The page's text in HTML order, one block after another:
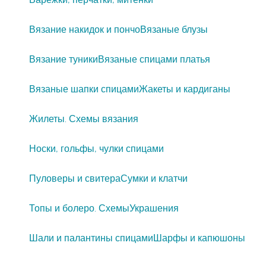
Вязание накидок и пончоВязаные блузы
Вязание туникиВязаные спицами платья
Вязаные шапки спицамиЖакеты и кардиганы
Жилеты. Схемы вязания
Носки, гольфы, чулки спицами
Пуловеры и свитераСумки и клатчи
Топы и болеро. СхемыУкрашения
Шали и палантины спицамиШарфы и капюшоны